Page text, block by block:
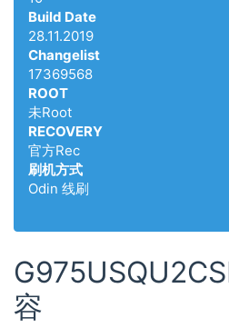
Build Date
28.11.2019
Changelist
17369568
ROOT
未Root
RECOVERY
官方Rec
刷机方式
Odin 线刷
容